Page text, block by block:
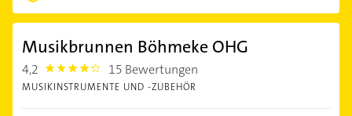
Musikbrunnen Böhmeke OHG
4,2 4.2000003 15 Bewertungen
MUSIKINSTRUMENTE UND -ZUBEHÖR